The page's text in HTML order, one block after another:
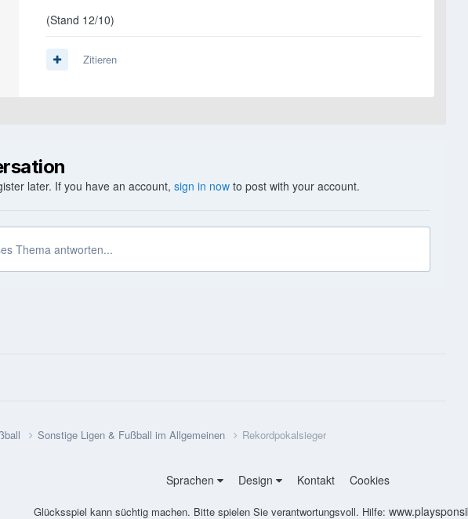
(Stand 12/10)
Zitieren
later. If you have an account, sign in now to post with your account.
Thema antworten...
Sonstige Ligen & Fußball im Allgemeinen Rekordpokalsieger
Sprachen Design Kontakt Cookies
Glücksspiel kann süchtig machen. Bitte spielen Sie verantwortungsvoll. Hilfe: